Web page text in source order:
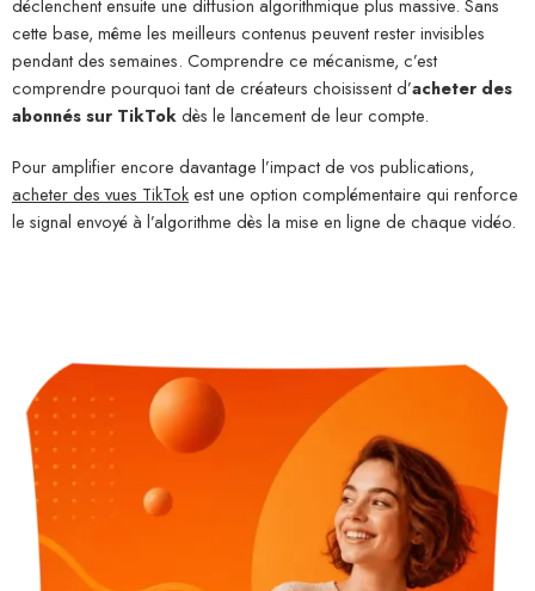
cette base, même les meilleurs contenus peuvent rester invisibles
pendant des semaines. Comprendre ce mécanisme, c’est
comprendre pourquoi tant de créateurs choisissent d’acheter des
abonnés sur TikTokdès le lancement de leur compte.
Pour amplifier encore davantage l’impact de vos publications,
acheter des vues TikTokest une option complémentaire qui renforce
le signal envoyé à l’algorithme dès la mise en ligne de chaque vidéo.